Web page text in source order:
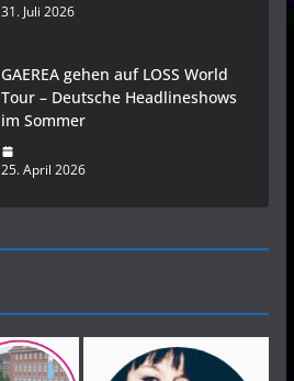
31. Juli 2026
GAEREA gehen auf LOSS World
Tour – Deutsche Headlineshows
im Sommer
25. April 2026